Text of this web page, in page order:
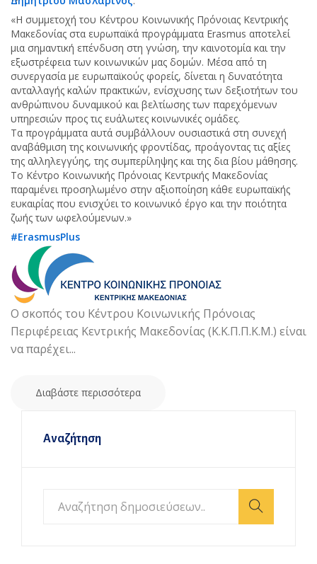
«Η συμμετοχή του Κέντρου Κοινωνικής Πρόνοιας Κεντρικής
Μακεδονίας στα ευρωπαϊκά προγράμματα Erasmus αποτελεί
μια σημαντική επένδυση στη γνώση, την καινοτομία και την
εξωστρέφεια των κοινωνικών μας δομών. Μέσα από τη
συνεργασία με ευρωπαϊκούς φορείς, δίνεται η δυνατότητα
ανταλλαγής καλών πρακτικών, ενίσχυσης των δεξιοτήτων του
ανθρώπινου δυναμικού και βελτίωσης των παρεχόμενων
υπηρεσιών προς τις ευάλωτες κοινωνικές ομάδες.
Τα προγράμματα αυτά συμβάλλουν ουσιαστικά στη συνεχή
αναβάθμιση της κοινωνικής φροντίδας, προάγοντας τις αξίες
της αλληλεγγύης, της συμπερίληψης και της δια βίου μάθησης.
Το Κέντρο Κοινωνικής Πρόνοιας Κεντρικής Μακεδονίας
παραμένει προσηλωμένο στην αξιοποίηση κάθε ευρωπαϊκής
ευκαιρίας που ενισχύει το κοινωνικό έργο και την ποιότητα
ζωής των ωφελούμενων.»
#ErasmusPlus
Ο σκοπός του Κέντρου Κοινωνικής Πρόνοιας
Περιφέρειας Κεντρικής Μακεδονίας (Κ.Κ.Π.Π.Κ.Μ.) είναι
να παρέχει...
Διαβάστε περισσότερα
Αναζήτηση